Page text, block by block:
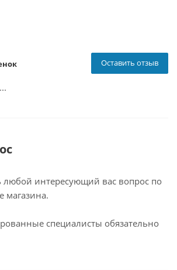
Оставить отзыв
любой интересующий вас вопрос по
магазина.
специалисты обязательно